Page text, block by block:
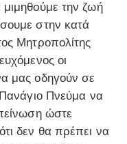
την ζωή
στην κατά
Μητροπολίτης
οι
μας οδηγούν σε
Πνεύμα να
ώστε
δεν θα πρέπει να